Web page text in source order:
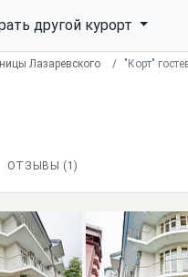
другой курорт
Лазаревского "Корт"
ОТЗЫВЫ ( 1)